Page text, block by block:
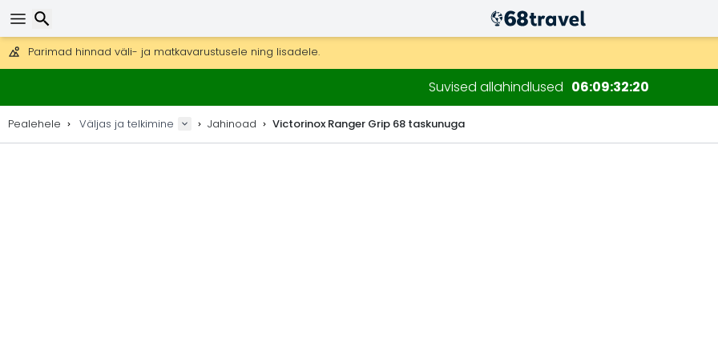
Tasuta kohaletoimetamine tellimustele üle 99 €.
Saab saata ka DHL Expressi kaudu (kohaletoimetamine 24 tunni jooksul)
30 päeva tagastamiseks, 90 päeva puidust kaartide ja dekoratsioonide jaoks.
Parimad hinnad väli- ja matkavarustusele ning lisadele.
Suvised allahindlused 06093219
Pealehele Väljas ja telkimine Jahinoad Victorinox Ranger Grip 68 taskunuga